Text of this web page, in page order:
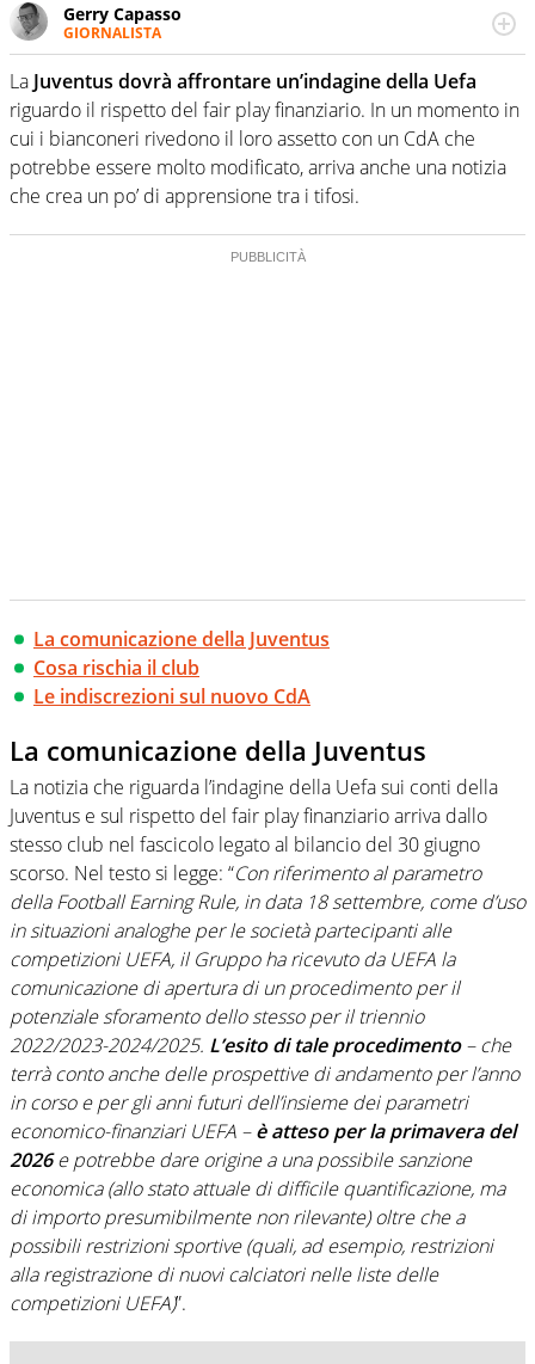
Gerry Capasso
GIORNALISTA
Per lui gli sport americani non hanno segreti: basket,
football, baseball e la capacità innata di trovare la notizia
dove altri non vedono granché
La Juventus dovrà affrontare un’indagine della Uefa
riguardo il rispetto del fair play finanziario. In un momento in
cui i bianconeri rivedono il loro assetto con un CdA che
potrebbe essere molto modificato, arriva anche una notizia
che crea un po’ di apprensione tra i tifosi.
La comunicazione della Juventus
Cosa rischia il club
Le indiscrezioni sul nuovo CdA
La comunicazione della Juventus
La notizia che riguarda l’indagine della Uefa sui conti della
Juventus e sul rispetto del fair play finanziario arriva dallo
stesso club nel fascicolo legato al bilancio del 30 giugno
scorso. Nel testo si legge: “Con riferimento al parametro
della Football Earning Rule, in data 18 settembre, come d’uso
in situazioni analoghe per le società partecipanti alle
competizioni UEFA, il Gruppo ha ricevuto da UEFA la
comunicazione di apertura di un procedimento per il
potenziale sforamento dello stesso per il triennio
2022/2023-2024/2025. L’esito di tale procedimento– che
terrà conto anche delle prospettive di andamento per l’anno
in corso e per gli anni futuri dell’insieme dei parametri
economico-finanziari UEFA –è atteso per la primavera del
2026e potrebbe dare origine a una possibile sanzione
economica (allo stato attuale di difficile quantificazione, ma
di importo presumibilmente non rilevante) oltre che a
possibili restrizioni sportive (quali, ad esempio, restrizioni
alla registrazione di nuovi calciatori nelle liste delle
competizioni UEFA)”.